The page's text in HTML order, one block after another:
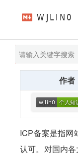
作者
ICP备案是指网
认可。对国内